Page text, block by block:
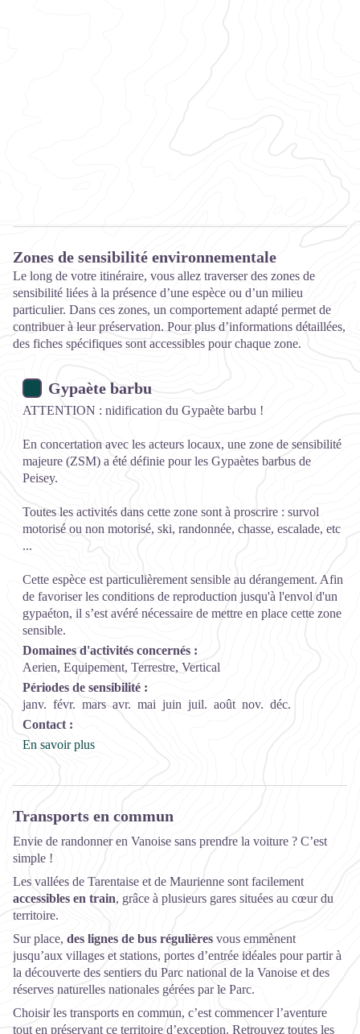
Zones de sensibilité environnementale
Le long de votre itinéraire, vous allez traverser des zones de
sensibilité liées à la présence d’une espèce ou d’un milieu
particulier. Dans ces zones, un comportement adapté permet de
contribuer à leur préservation. Pour plus d’informations détaillées,
des fiches spécifiques sont accessibles pour chaque zone.
Gypaète barbu
ATTENTION : nidification du Gypaète barbu !
En concertation avec les acteurs locaux, une zone de sensibilité
majeure (ZSM) a été définie pour les Gypaètes barbus de
Peisey.
Toutes les activités dans cette zone sont à proscrire : survol
motorisé ou non motorisé, ski, randonnée, chasse, escalade, etc
...
Cette espèce est particulièrement sensible au dérangement. Afin
de favoriser les conditions de reproduction jusqu'à l'envol d'un
gypaéton, il s’est avéré nécessaire de mettre en place cette zone
sensible.
Domaines d'activités concernés :
Aerien, Equipement, Terrestre, Vertical
Périodes de sensibilité :
janv. févr. mars avr. mai juin juil. août nov. déc.
Contact :
En savoir plus
Transports en commun
Envie de randonner en Vanoise sans prendre la voiture ? C’est
simple !
Les vallées de Tarentaise et de Maurienne sont facilement
accessibles en train, grâce à plusieurs gares situées au cœur du
territoire.
Sur place, des lignes de bus régulières vous emmènent
jusqu’aux villages et stations, portes d’entrée idéales pour partir à
la découverte des sentiers du Parc national de la Vanoise et des
réserves naturelles nationales gérées par le Parc.
Choisir les transports en commun, c’est commencer l’aventure
tout en préservant ce territoire d’exception. Retrouvez toutes les